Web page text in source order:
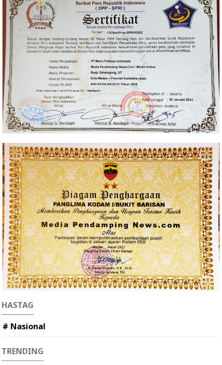
HASTAG
# Nasional
TRENDING